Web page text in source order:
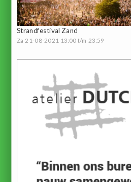
Strandfestival Zand
Za 21-08-2021 13:00 t/m 23:59